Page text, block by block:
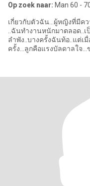
Op zoek naar: Man 60 -
เกี่ยวกับตัวฉัน...ผู้หญิงที่มีค
..ฉันทำงานหนักมาตลอด..
ลำพัง..บางครั้งฉันท้อ..แต่
ครั้ง...ลูกคือแรงบัลดาลใจ